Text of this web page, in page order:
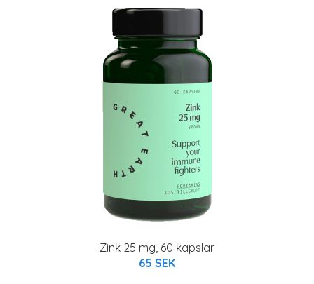
Zink 25 mg, 60 kapslar
65 SEK